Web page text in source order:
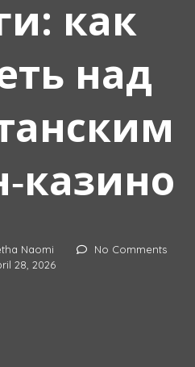
как
над
Naomi
No Comments
28, 2026